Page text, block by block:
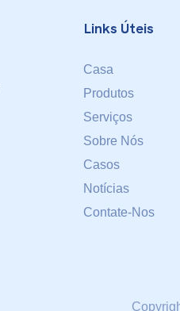
Links Úteis
Casa
Produtos
Serviços
Sobre Nós
Casos
Notícias
Contate-Nos